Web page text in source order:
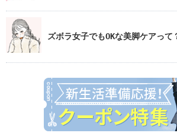
ズボラ女子でもOKな美脚ケアって